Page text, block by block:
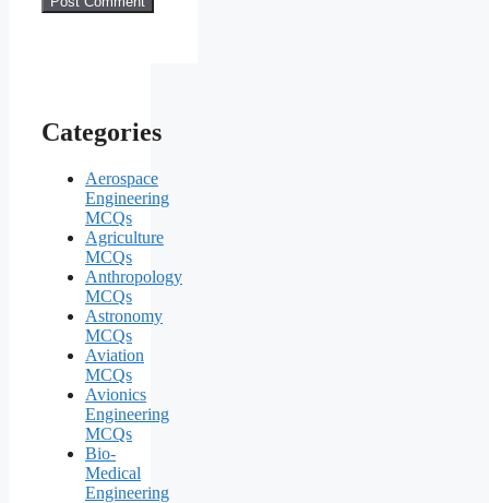
Categories
Aerospace
Engineering
MCQs
Agriculture
MCQs
Anthropology
MCQs
Astronomy
MCQs
Aviation
MCQs
Avionics
Engineering
MCQs
Bio-
Medical
Engineering